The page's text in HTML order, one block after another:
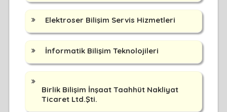
Elektroser Bilişim Servis Hizmetleri
İnformatik Bilişim Teknolojileri
Birlik Bilişim İnşaat Taahhüt Nakliyat
Ticaret Ltd.Şti.